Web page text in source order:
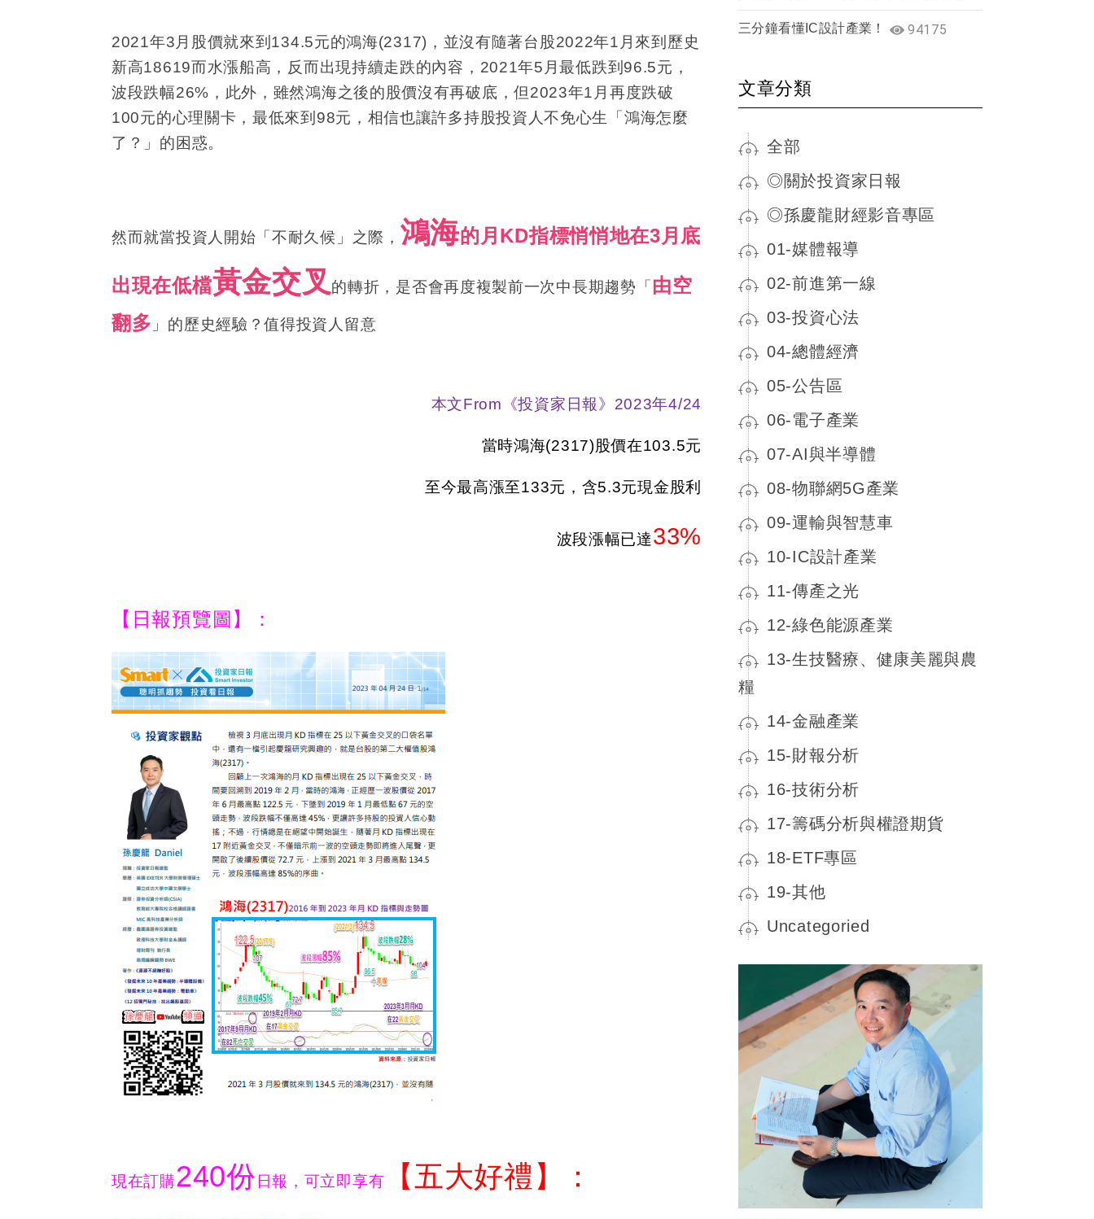
2021年3 月股價就來到 134.5元的鴻海(2317) ，並沒有隨著台股2022年1 月來到歷史
新高18619而水漲船高，反而出現持續走跌的內容， 2021年5 月最低跌到 96.5元，
波段跌幅26% ，此外，雖然鴻海之後的股價沒有再破底，但2023年1 月再度跌破
100元的心理關卡，最低來到 98元，相信也讓許多持股投資人不免心生「鴻海怎麼
了？」的困惑。
然而就當投資人開始「不耐久候」之際， 鴻海的月KD指標悄悄地在3月底
出現在低檔黃金交叉 的轉折，是否會再度複製前一次中長期趨勢「由空
翻多 」的歷史經驗？值得投資人留意
本文From 《投資家日報》 2023年4/24
當時鴻海(2317)股價在103.5元
至今最高漲至133元，含5.3元現金股利
波段漲幅已達33%
【日報預覽圖】：
現在訂購240份 日報，可立即享有 【五大好禮】：
三分鐘看懂IC設計產業！ 94175
文章分類
全部
◎關於投資家日報
◎孫慶龍財經影音專區
01-媒體報導
02-前進第一線
03-投資心法
04-總體經濟
05-公告區
06-電子產業
07-AI與半導體
08-物聯網5G產業
09-運輸與智慧車
10-IC設計產業
11-傳產之光
12-綠色能源產業
13-生技醫療、健康美麗與農
糧
14-金融產業
15-財報分析
16-技術分析
17-籌碼分析與權證期貨
18-ETF專區
19-其他
Uncategoried